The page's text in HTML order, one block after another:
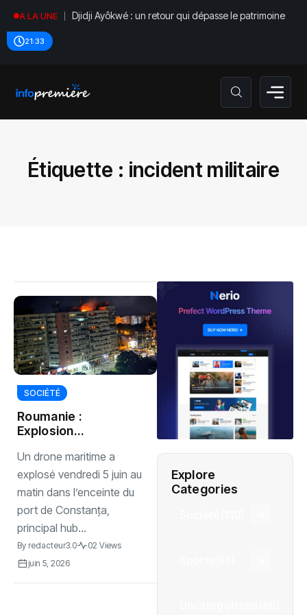
A LA UNE Djidji Ayôkwé : un retour qui dépasse le patrimoine
21:33
Étiquette : incident militaire
SOCIÉTÉ
Roumanie :
Explosion
drone en plein
port de Constanța
Un drone maritime a
explosé vendredi 5 juin au
matin dans l’enceinte du
port de Constanța,
principal hub...
By redacteur3.0
02 Views
juin 5, 2026
Explore
Categories